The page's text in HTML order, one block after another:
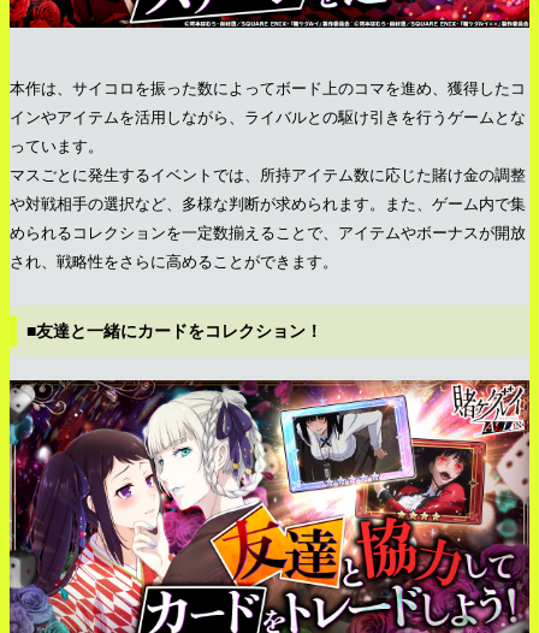
本作は、サイコロを振った数によってボード上のコマを進め、獲得したコ
インやアイテムを活用しながら、ライバルとの駆け引きを行うゲームとな
っています。
マスごとに発生するイベントでは、所持アイテム数に応じた賭け金の調整
や対戦相手の選択など、多様な判断が求められます。また、ゲーム内で集
められるコレクションを一定数揃えることで、アイテムやボーナスが開放
され、戦略性をさらに高めることができます。
■友達と一緒にカードをコレクション！